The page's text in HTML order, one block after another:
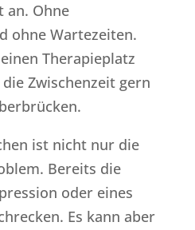
an. Ohne
ohne Wartezeiten.
Therapieplatz
Zwischenzeit gern
ist nicht nur die
Bereits die
oder eines
Es kann aber